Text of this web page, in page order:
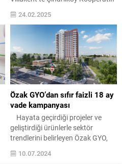
tarafından yaşama geçirilen
Çınarlıköy Villaları’nın lansman
toplantısında İzmirli gayrimenkul
sektörü temsilcileri bir araya geldi.
Kooperatif Başkanı Sırrı Taştan,
Çınarlıköy Villaları’nın İzmir’de
artan konut ihtiyacına cevap
verecek nitelikte tasarlandığını
belirterek, bankasız, kefilsiz ve
faizsiz ödeme modeli sunduklarını
söyledi. UYGUN ÖDEME
SEÇENEKLERİ Sağlam zemini,
yatay...
24.02.2025
Özak GYO’dan sıfır faizli 18 ay
vade kampanyası
Hayata geçirdiği projeler ve
geliştirdiği ürünlerle sektör
trendlerini belirleyen Özak GYO,
bulunduğu bölgeyle uyumlu,
yaşam kalitesini yükselten
10.07.2024